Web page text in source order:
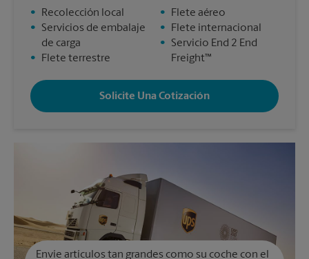
•
Recolección local
•
Servicios de embalaje
de carga
•
Flete terrestre
•
Flete aéreo
•
Flete internacional
•
Servicio End 2 End
Freight™
Solicite Una Cotización
Envíe artículos tan grandes como su coche con el